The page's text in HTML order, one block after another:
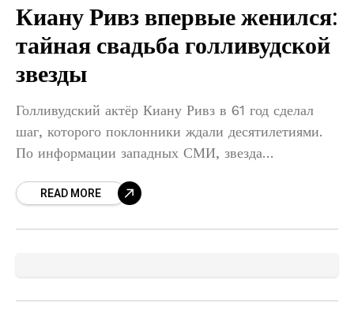
Киану Ривз впервые женился:
тайная свадьба голливудской
звезды
Голливудский актёр Киану Ривз в 61 год сделал
шаг, которого поклонники ждали десятилетиями.
По информации западных СМИ, звезда
избранницей стала американская художница
READ MORE